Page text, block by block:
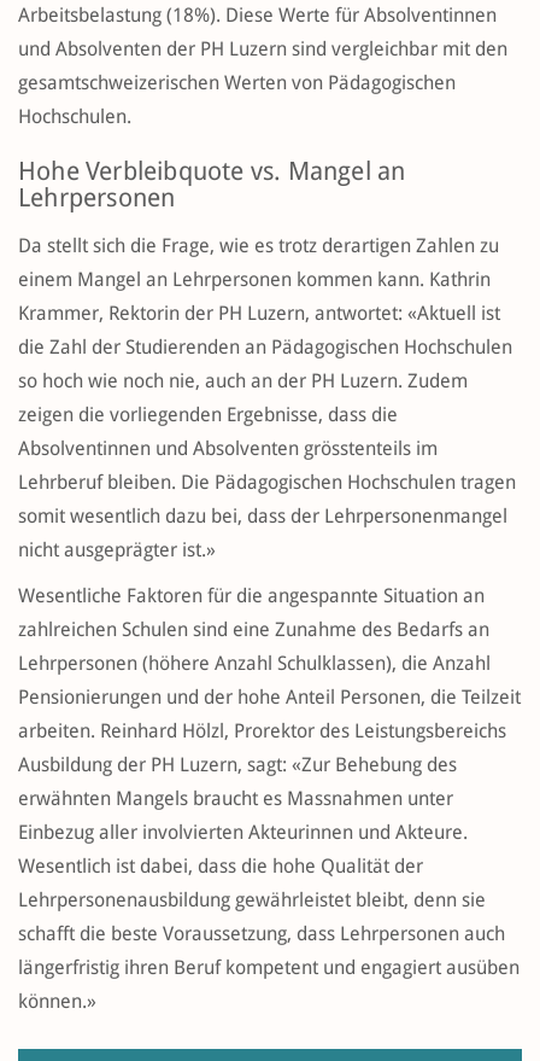
Arbeitsbelastung (18%). Diese Werte für Absolventinnen
und Absolventen der PH Luzern sind vergleichbar mit den
gesamtschweizerischen Werten von Pädagogischen
Hochschulen.
Hohe Verbleibquote vs. Mangel an
Lehrpersonen
Da stellt sich die Frage, wie es trotz derartigen Zahlen zu
einem Mangel an Lehrpersonen kommen kann. Kathrin
Krammer, Rektorin der PH Luzern, antwortet: «Aktuell ist
die Zahl der Studierenden an Pädagogischen Hochschulen
so hoch wie noch nie, auch an der PH Luzern. Zudem
zeigen die vorliegenden Ergebnisse, dass die
Absolventinnen und Absolventen grösstenteils im
Lehrberuf bleiben. Die Pädagogischen Hochschulen tragen
somit wesentlich dazu bei, dass der Lehrpersonenmangel
nicht ausgeprägter ist.»
Wesentliche Faktoren für die angespannte Situation an
zahlreichen Schulen sind eine Zunahme des Bedarfs an
Lehrpersonen (höhere Anzahl Schulklassen), die Anzahl
Pensionierungen und der hohe Anteil Personen, die Teilzeit
arbeiten. Reinhard Hölzl, Prorektor des Leistungsbereichs
Ausbildung der PH Luzern, sagt: «Zur Behebung des
erwähnten Mangels braucht es Massnahmen unter
Einbezug aller involvierten Akteurinnen und Akteure.
Wesentlich ist dabei, dass die hohe Qualität der
Lehrpersonenausbildung gewährleistet bleibt, denn sie
schafft die beste Voraussetzung, dass Lehrpersonen auch
längerfristig ihren Beruf kompetent und engagiert ausüben
können.»